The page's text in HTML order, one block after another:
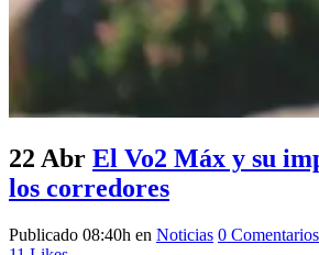
22 Abr El Vo2 Máx y su
los corredores
Publicado 08:40h en Noticias 0 Comentarios